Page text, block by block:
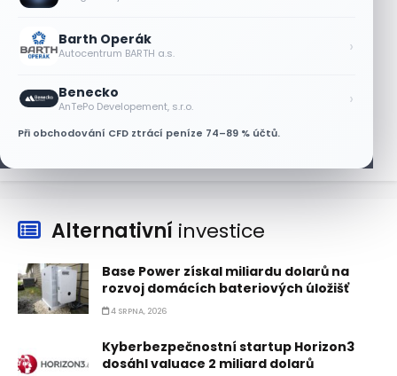
Barth Operák
Autocentrum BARTH a.s. ›
Benecko
AnTePo Developement, s.r.o. ›
Při obchodování CFD ztrácí peníze 74–89 % účtů.
7 SRPNA, 2026
AT&T a Verizonu
Alternativní investice
Base Power získal miliardu dolarů na
rozvoj domácích bateriových úložišť
4 SRPNA, 2026
Kyberbezpečnostní startup Horizon3
dosáhl valuace 2 miliard dolarů